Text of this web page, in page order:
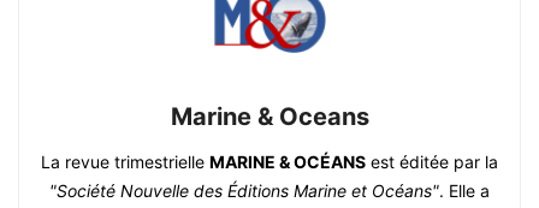
Marine & Oceans
La revue trimestrielle MARINE & OCÉANS est éditée par la
"Société Nouvelle des Éditions Marine et Océans". Elle a